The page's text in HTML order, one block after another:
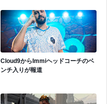
Cloud9からImmiヘッドコーチのベ
ンチ入りが報道